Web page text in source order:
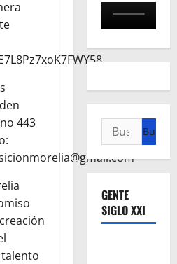
443
Buscar:
GENTE
SIGLO XXI